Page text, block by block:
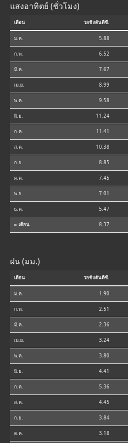
แสงอาทิตย์ (ชั่วโมง)
เดือน วอชิงตันดีซี.
ม.ค. 5.88
ก.พ. 6.52
มี.ค. 7.67
เม.ย. 8.99
พ.ค. 9.58
มิ.ย. 11.24
ก.ค. 11.41
ส.ค. 10.38
ก.ย. 8.85
ต.ค. 7.45
พ.ย. 7.01
ธ.ค. 5.47
⌀ เดือน 8.37
ฝน (มม.)
เดือน วอชิงตันดีซี.
ม.ค. 1.90
ก.พ. 2.51
มี.ค. 2.36
เม.ย. 3.24
พ.ค. 3.80
มิ.ย. 4.41
ก.ค. 5.36
ส.ค. 4.45
ก.ย. 3.84
ต.ค. 3.18